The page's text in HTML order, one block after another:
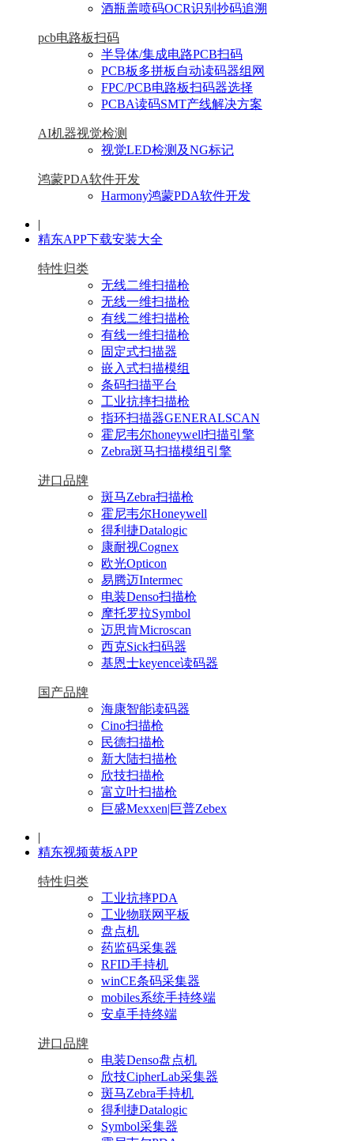
酒瓶盖喷码OCR识别抄码追溯
pcb电路板扫码
半导体/集成电路PCB扫码
PCB板多拼板自动读码器组网
FPC/PCB电路板扫码器选择
PCBA读码SMT产线解决方案
AI机器视觉检测
视觉LED检测及NG标记
鸿蒙PDA软件开发
Harmony鸿蒙PDA软件开发
|
精东APP下载安装大全
特性归类
无线二维扫描枪
无线一维扫描枪
有线二维扫描枪
有线一维扫描枪
固定式扫描器
嵌入式扫描模组
条码扫描平台
工业抗摔扫描枪
指环扫描器GENERALSCAN
霍尼韦尔honeywell扫描引擎
Zebra斑马扫描模组引擎
进口品牌
斑马Zebra扫描枪
霍尼韦尔Honeywell
得利捷Datalogic
康耐视Cognex
欧光Opticon
易腾迈Intermec
电装Denso扫描枪
摩托罗拉Symbol
迈思肯Microscan
西克Sick扫码器
基恩士keyence读码器
国产品牌
海康智能读码器
Cino扫描枪
民德扫描枪
新大陆扫描枪
欣技扫描枪
富立叶扫描枪
巨盛Mexxen|巨普Zebex
|
精东视频黄板APP
特性归类
工业抗摔PDA
工业物联网平板
盘点机
药监码采集器
RFID手持机
winCE条码采集器
mobiles系统手持终端
安卓手持终端
进口品牌
电装Denso盘点机
欣技CipherLab采集器
斑马Zebra手持机
得利捷Datalogic
Symbol采集器